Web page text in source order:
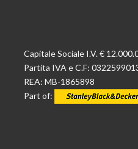
Capitale Sociale I.V. €
Partita IVA e C.F:
REA: MB-1865898
Part of: